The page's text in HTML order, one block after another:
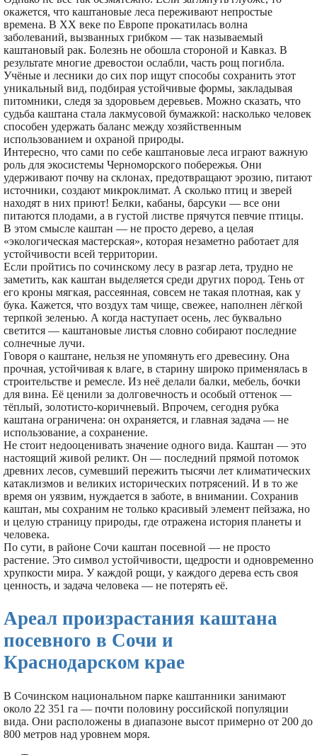
окажется, что каштановые леса переживают непростые
времена. В XX веке по Европе прокатилась волна
заболеваний, вызванных грибком — так называемый
каштановый рак. Болезнь не обошла стороной и Кавказ. В
результате многие древостои ослабли, часть рощ погибла.
Учёные и лесники до сих пор ищут способы сохранить этот
уникальный вид, подбирая устойчивые формы, закладывая
питомники, следя за здоровьем деревьев. Можно сказать, что
судьба каштана стала лакмусовой бумажкой: насколько человек
способен удержать баланс между хозяйственным
использованием и охраной природы.
Интересно, что сами по себе каштановые леса играют важную
роль для экосистемы Черноморского побережья. Они
удерживают почву на склонах, предотвращают эрозию, питают
источники, создают микроклимат. А сколько птиц и зверей
находят в них приют! Белки, кабаны, барсуки — все они
питаются плодами, а в густой листве прячутся певчие птицы.
В этом смысле каштан — не просто дерево, а целая
«экологическая мастерская», которая незаметно работает для
устойчивости всей территории.
Если пройтись по сочинскому лесу в разгар лета, трудно не
заметить, как каштан выделяется среди других пород. Тень от
его кроны мягкая, рассеянная, совсем не такая плотная, как у
бука. Кажется, что воздух там чище, свежее, наполнен лёгкой
терпкой зеленью. А когда наступает осень, лес буквально
светится — каштановые листья словно собирают последние
солнечные лучи.
Говоря о каштане, нельзя не упомянуть его древесину. Она
прочная, устойчивая к влаге, в старину широко применялась в
строительстве и ремесле. Из неё делали балки, мебель, бочки
для вина. Её ценили за долговечность и особый оттенок —
тёплый, золотисто-коричневый. Впрочем, сегодня рубка
каштана ограничена: он охраняется, и главная задача — не
использование, а сохранение.
Не стоит недооценивать значение одного вида. Каштан — это
настоящий живой реликт. Он — последний прямой потомок
древних лесов, сумевший пережить тысячи лет климатических
катаклизмов и великих исторических потрясений. И в то же
время он уязвим, нуждается в заботе, в внимании. Сохранив
каштан, мы сохраним не только красивый элемент пейзажа, но
и целую страницу природы, где отражена история планеты и
человека.
По сути, в районе Сочи каштан посевной — не просто
растение. Это символ устойчивости, щедрости и одновременно
хрупкости мира. У каждой рощи, у каждого дерева есть своя
ценность, и задача человека — не потерять её.
Ареал произрастания каштана
посевного в Сочи и
Краснодарском крае
В Сочинском национальном парке каштанники занимают
около 22 351 га — почти половину российской популяции
вида. Они расположены в диапазоне высот примерно от 200 до
800 метров над уровнем моря.